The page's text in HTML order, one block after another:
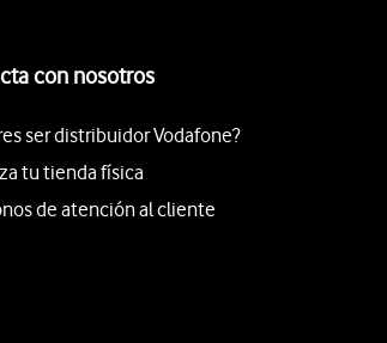
con nosotros
ser distribuidor Vodafone?
tu tienda física
de atención al cliente